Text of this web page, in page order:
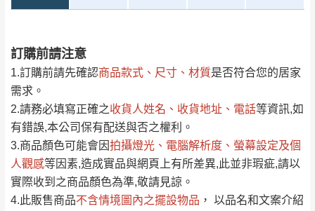
訂購前請注意
1.訂購前請先確認商品款式、尺寸、材質是否符合您的居家
需求。
2.請務必填寫正確之收貨人姓名、收貨地址、電話等資訊,如
有錯誤,本公司保有配送與否之權利。
3.商品顏色可能會因拍攝燈光、電腦解析度、螢幕設定及個
人觀感等因素,造成實品與網頁上有所差異,此並非瑕疵,請以
實際收到之商品顏色為準,敬請見諒。
4.此販售商品不含情境圖內之擺設物品 ， 以品名和文案介紹
運 費 說 明
運送地區 運送費用
偏遠地區
（請先線上詢問 LINE
→@dershin ）
桃園 復興鄉
注意事項：
由於品項繁多，網頁無法及時更新，如有需
Line客服」來信確認商品是否有「現貨」與
「金額」。
若商品價格或庫存有異常，商家有權取消訂
單。部分網路商品恕無法更改原設計或客製，敬請
見諒！
0/5 (0)筆
全部 依評論高至低排列
依評論低至高排列 只顯示附上圖片
只顯示附上評論